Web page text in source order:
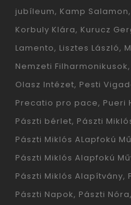
jubíleum Kamp Salamon
Korbuly Klára Kurucz
Lamento Lisztes László
Nemzeti Filharmonikusok
Olasz Intézet Pesti
Precatio pro pace Pueri
Pászti bérlet Pászti
Pászti Miklós ALapfokú
Pászti Miklós Alapfokú
Pászti Miklós Alapítvány
Pászti Napok Pászti Nóra